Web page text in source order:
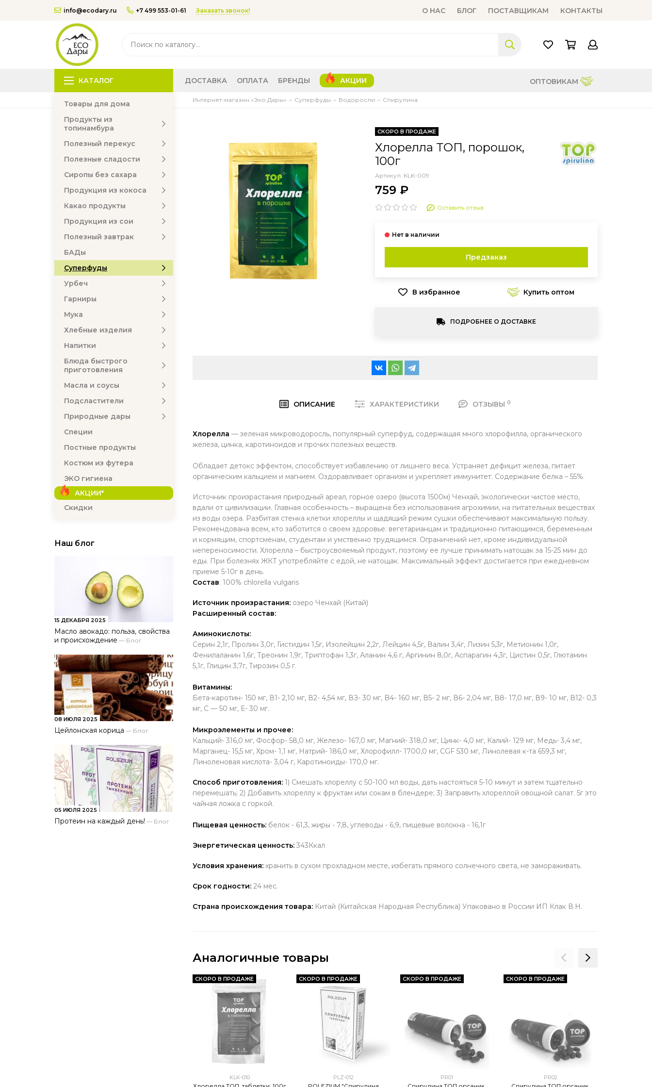
info@ecodary.ru +7 499 553-01-61 Заказать звонок! О НАС БЛОГ ПОСТАВЩИКАМ КОНТАКТЫ
КАТАЛОГ ДОСТАВКА ОПЛАТА БРЕНДЫ АКЦИИ ОПТОВИКАМ
Интернет-магазин «Эко Дары» Суперфуды Водоросли Спирулина
Товары для дома
Продукты из
топинамбура
Полезный перекус
Полезные сладости
Сиропы без сахара
Продукция из кокоса
Какао продукты
Продукция из сои
Полезный завтрак
БАДы
Суперфуды
Урбеч
Гарниры
Мука
Хлебные изделия
Напитки
Блюда быстрого
приготовления
Масла и соусы
Подсластители
Природные дары
Специи
Постные продукты
Костюм из футера
ЭКО гигиена
АКЦИИ*
Скидки
Наш блог
15 ДЕКАБРЯ 2025
Масло авокадо: польза, свойства
и происхождение — Блог
08 ИЮЛЯ 2025
Цейлонская корица — Блог
05 ИЮЛЯ 2025
Протеин на каждый день! — Блог
СКОРО В ПРОДАЖЕ
Хлорелла ТОП, порошок,
100г
Артикул: KLK-009
759 ₽
Оставить отзыв
Предзаказ
Купить оптом
ПОДРОБНЕЕ О ДОСТАВКЕ
ОПИСАНИЕ ХАРАКТЕРИСТИКИ ОТЗЫВЫ 0
Хлорелла — зеленая микроводоросль, популярный суперфуд, содержащая много хлорофилла, органического
железа, цинка, каротиноидов и прочих полезных веществ.
Обладает детокс эффектом, способствует избавлению от лишнего веса. Устраняет дефицит железа, питает
органическим кальцием и магнием. Оздоравливает организм и укрепляет иммунитет. Содержание белка – 55%.
Источник произрастания природный ареал, горное озеро (высота 1500м) Ченхай, экологически чистое место,
вдали от цивилизации. Главная особенность – выращена без использования агрохимии, на питательных веществах
из воды озера. Разбитая стенка клетки хлореллы и щадящий режим сушки обеспечивают максимальную пользу.
Рекомендована всем, кто заботится о своем здоровье: вегетарианцам и традиционно питающимся, беременным
и кормящим, спортсменам, студентам и умственно трудящимся. Ограничений нет, кроме индивидуальной
непереносимости. Хлорелла – быстроусвояемый продукт, поэтому ее лучше принимать натощак за 15-25 мин до
еды. При болезнях ЖКТ употребляйте с едой, не натощак. Максимальный эффект достигается при ежедневном
приеме 5-10г в день.
Состав: 100% chlorella vulgaris
Источник произрастания: озеро Ченхай (Китай)
Расширенный состав:
Аминокислоты:
Серин 2,1г, Пролин 3,0г, Гистидин 1,5г, Изолейцин 2,2г, Лейцин 4,5г, Валин 3,4г, Лизин 5,3г, Метионин 1,0г,
Фенилаланин 1,6г, Треонин 1,9г, Триптофан 1,3г, Аланин 4,6 г, Аргинин 8,0г, Аспарагин 4,3г, Цистин 0,5г, Глютамин
5,1г, Глицин 3,7г, Тирозин 0,5 г.
Витамины:
Бета-каротин- 150 мг, В1- 2,10 мг, В2- 4,54 мг, ВЗ- 30 мг, B4- 160 мг, В5- 2 мг, В6- 2,04 мг, В8- 17,0 мг, В9- 10 мг, В12- 0,3
мг, С — 50 мг, Е- 30 мг.
Микроэлементы и прочее:
Кальций- 316,0 мг, Фосфор- 58,0 мг, Железо- 167,0 мг, Магний- 318,0 мг, Цинк- 4,0 мг, Калий- 129 мг, Медь- 3,4 мг,
Марганец- 15,5 мг, Хром- 1,1 мг, Натрий- 186,0 мг, Хлорофилл- 1700,0 мг, CGF 530 мг, Линолевая к-та 659,3 мг,
Линоленовая кислота- 3,04 г, Каротиноиды- 170,0 мг.
Способ приготовления: 1) Смешать хлореллу с 50-100 мл воды, дать настояться 5-10 минут и затем тщательно
перемешать; 2) Добавить хлореллу к фруктам или сокам в блендере; 3) Заправить хлореллой овощной салат. 5г это
чайная ложка с горкой.
Пищевая ценность: белок - 61,3, жиры - 7,8, углеводы - 6,9, пищевые волокна - 16,1г
Энергетическая ценность: 343Ккал
Условия хранения: хранить в сухом прохладном месте, избегать прямого солнечного света, не замораживать.
Срок годности: 24 мес.
Страна происхождения товара: Китай (Китайская Народная Республика) Упаковано в России ИП Клак В.Н.
Аналогичные товары
СКОРО В ПРОДАЖЕ
KLK-010
СКОРО В ПРОДАЖЕ
PLZ-012
СКОРО В ПРОДАЖЕ
PR01
СКОРО В ПРОДАЖЕ
PR02